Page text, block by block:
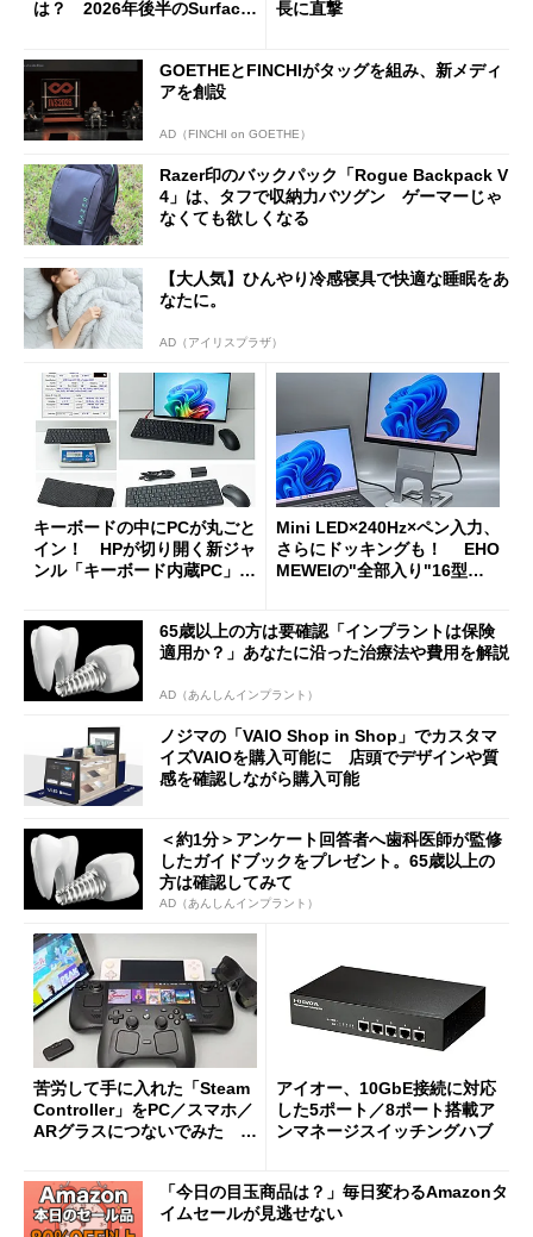
は？ 2026年後半のSurface
長に直撃
GOETHEとFINCHIがタッグを組み、新メディ
アを創設
AD（FINCHI on GOETHE）
Razer印のバックパック「Rogue Backpack V
4」は、タフで収納力バツグン ゲーマーじゃ
なくても欲しくなる
【大人気】ひんやり冷感寝具で快適な睡眠をあ
なたに。
AD（アイリスプラザ）
キーボードの中にPCが丸ごと
イン！ HPが切り開く新ジャ
ンル「キーボード内蔵PC」の
Mini LED×240Hz×ペン入力、
さらにドッキングも！ EHO
MEWEIの"全部入り"16型モ
65歳以上の方は要確認「インプラントは保険
適用か？」あなたに沿った治療法や費用を解説
AD（あんしんインプラント）
ノジマの「VAIO Shop in Shop」でカスタマ
イズVAIOを購入可能に 店頭でデザインや質
感を確認しながら購入可能
＜約1分＞アンケート回答者へ歯科医師が監修
したガイドブックをプレゼント。65歳以上の
方は確認してみて
AD（あんしんインプラント）
苦労して手に入れた「Steam
Controller」をPC／スマホ／
ARグラスにつないでみた ゲ
アイオー、10GbE接続に対応
した5ポート／8ポート搭載ア
ンマネージスイッチングハブ
「今日の目玉商品は？」毎日変わるAmazonタ
イムセールが見逃せない